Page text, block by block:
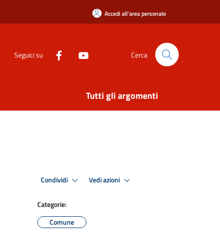
Accedi all'area personale
Seguici su Cerca
Tutti gli argomenti
Condividi Vedi azioni
Categorie:
Comune